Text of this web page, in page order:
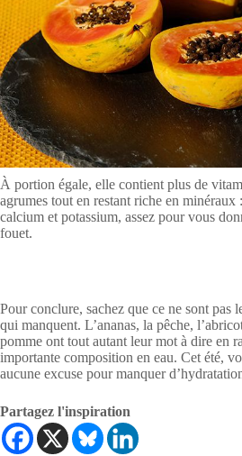
À portion égale, elle contient plus de
agrumes tout en restant riche en
calcium et potassium, assez pour vous
fouet.
Pour conclure, sachez que ce ne sont pas
qui manquent. L’ananas, la pêche,
pomme ont tout autant leur mot à dire en
importante composition en eau. Cet été,
aucune excuse pour manquer
Partagez l'inspiration